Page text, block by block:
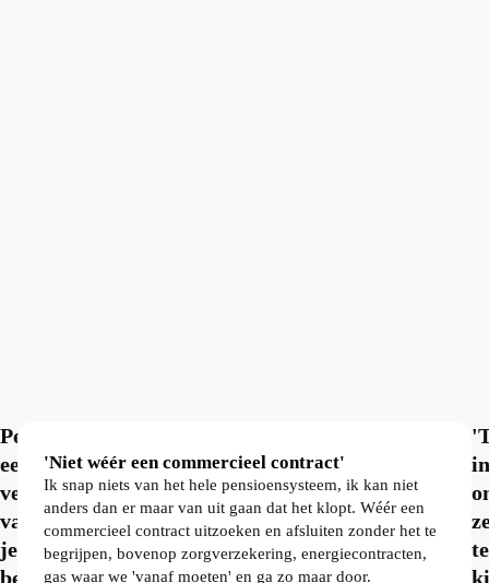
Pensioen:
een
ver-
van-
je-
bed-
'Niet wéér een commercieel contract'
Ik snap niets van het hele pensioensysteem, ik kan niet
anders dan er maar van uit gaan dat het klopt. Wéér een
commercieel contract uitzoeken en afsluiten zonder het te
begrijpen, bovenop zorgverzekering, energiecontracten,
gas waar we 'vanaf moeten' en ga zo maar door.
te